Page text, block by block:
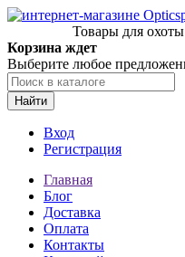
Товары для
Корзина ждет
Выберите любое
Найти
Вход
Регистрация
Главная
Блог
Доставка
Оплата
Контакты